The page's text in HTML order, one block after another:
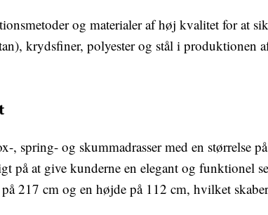
og materialer af høj kvalitet for at
krydsfiner, polyester og stål i produktionen
, spring- og skummadrasser med en størrelse
på at give kunderne en elegant og funktionel
217 cm og en højde på 112 cm, hvilket